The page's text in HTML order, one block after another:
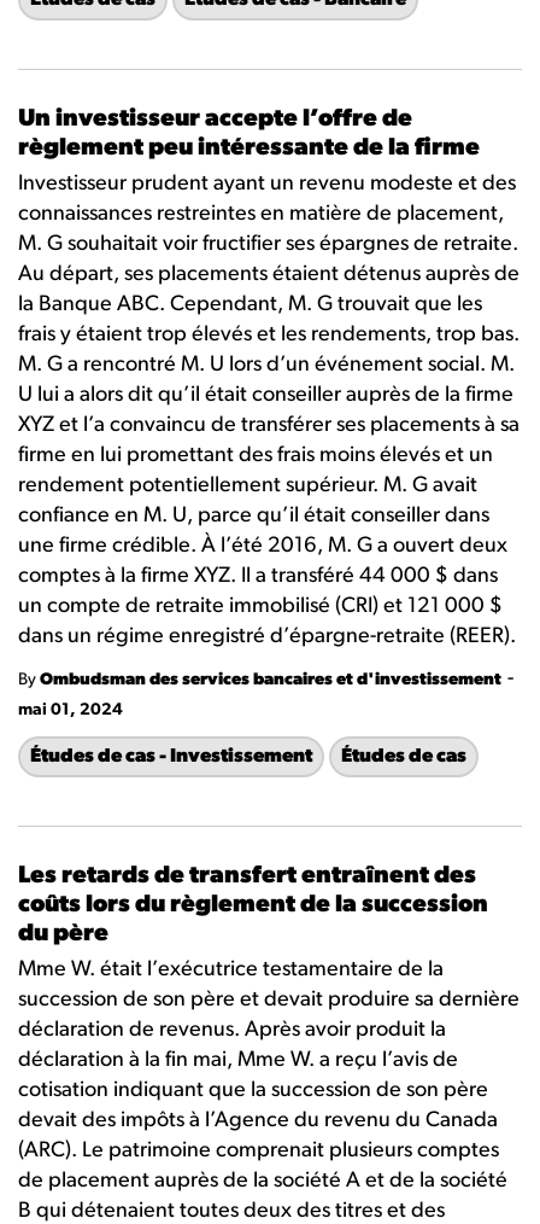
Un investisseur accepte l’offre de
règlement peu intéressante de la firme
Investisseur prudent ayant un revenu modeste et des
connaissances restreintes en matière de placement,
M. G souhaitait voir fructifier ses épargnes de retraite.
Au départ, ses placements étaient détenus auprès de
la Banque ABC. Cependant, M. G trouvait que les
frais y étaient trop élevés et les rendements, trop bas.
M. G a rencontré M. U lors d’un événement social. M.
U lui a alors dit qu’il était conseiller auprès de la firme
XYZ et l’a convaincu de transférer ses placements à sa
firme en lui promettant des frais moins élevés et un
rendement potentiellement supérieur. M. G avait
confiance en M. U, parce qu’il était conseiller dans
une firme crédible. À l’été 2016, M. G a ouvert deux
comptes à la firme XYZ. Il a transféré 44 000 $ dans
un compte de retraite immobilisé (CRI) et 121 000 $
dans un régime enregistré d’épargne-retraite (REER).
By Ombudsman des services bancaires et d'investissement -
mai 01, 2024
Études de cas - Investissement Études de cas
Les retards de transfert entraînent des
coûts lors du règlement de la succession
du père
Mme W. était l’exécutrice testamentaire de la
succession de son père et devait produire sa dernière
déclaration de revenus. Après avoir produit la
déclaration à la fin mai, Mme W. a reçu l’avis de
cotisation indiquant que la succession de son père
devait des impôts à l’Agence du revenu du Canada
(ARC). Le patrimoine comprenait plusieurs comptes
de placement auprès de la société A et de la société
B qui détenaient toutes deux des titres et des